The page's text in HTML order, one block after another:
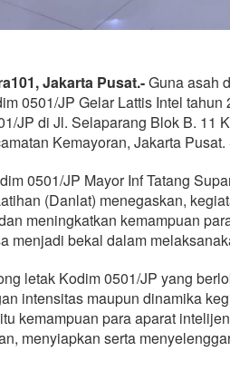
Jakarta Pusat.-Guna asah
0501/JP Gelar Lattis Intel tahun
JP di Jl. Selaparang Blok B. 11
Kemayoran, Jakarta
0501/JP Mayor Inf Tatang
(Danlat) menegaskan,
meningkatkan kemampuan
menjadi bekal dalam
letak Kodim 0501/JP yang
intensitas maupun dinamika
kemampuan para aparat
menyiapkan serta